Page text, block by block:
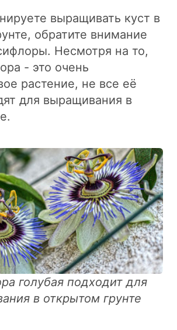
выращивать куст в
обратите внимание
Несмотря на то,
- это очень
растение, не все её
для выращивания в
голубая подходит для
в открытом грунте